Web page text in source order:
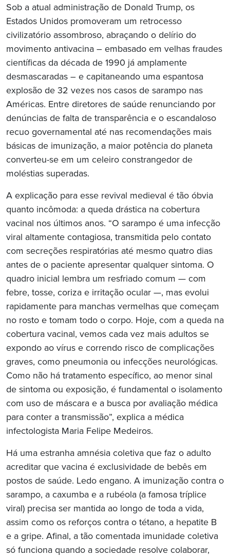
Sob a atual administração de Donald Trump, os
Estados Unidos promoveram um retrocesso
civilizatório assombroso, abraçando o delírio do
movimento antivacina – embasado em velhas fraudes
científicas da década de 1990 já amplamente
desmascaradas – e capitaneando uma espantosa
explosão de 32 vezes nos casos de sarampo nas
Américas. Entre diretores de saúde renunciando por
denúncias de falta de transparência e o escandaloso
recuo governamental até nas recomendações mais
básicas de imunização, a maior potência do planeta
converteu-se em um celeiro constrangedor de
moléstias superadas.
A explicação para esse revival medieval é tão óbvia
quanto incômoda: a queda drástica na cobertura
vacinal nos últimos anos. “O sarampo é uma infecção
viral altamente contagiosa, transmitida pelo contato
com secreções respiratórias até mesmo quatro dias
antes de o paciente apresentar qualquer sintoma. O
quadro inicial lembra um resfriado comum — com
febre, tosse, coriza e irritação ocular —, mas evolui
rapidamente para manchas vermelhas que começam
no rosto e tomam todo o corpo. Hoje, com a queda na
cobertura vacinal, vemos cada vez mais adultos se
expondo ao vírus e correndo risco de complicações
graves, como pneumonia ou infecções neurológicas.
Como não há tratamento específico, ao menor sinal
de sintoma ou exposição, é fundamental o isolamento
com uso de máscara e a busca por avaliação médica
para conter a transmissão”, explica a médica
infectologista Maria Felipe Medeiros.
Há uma estranha amnésia coletiva que faz o adulto
acreditar que vacina é exclusividade de bebês em
postos de saúde. Ledo engano. A imunização contra o
sarampo, a caxumba e a rubéola (a famosa tríplice
viral) precisa ser mantida ao longo de toda a vida,
assim como os reforços contra o tétano, a hepatite B
e a gripe. Afinal, a tão comentada imunidade coletiva
só funciona quando a sociedade resolve colaborar,